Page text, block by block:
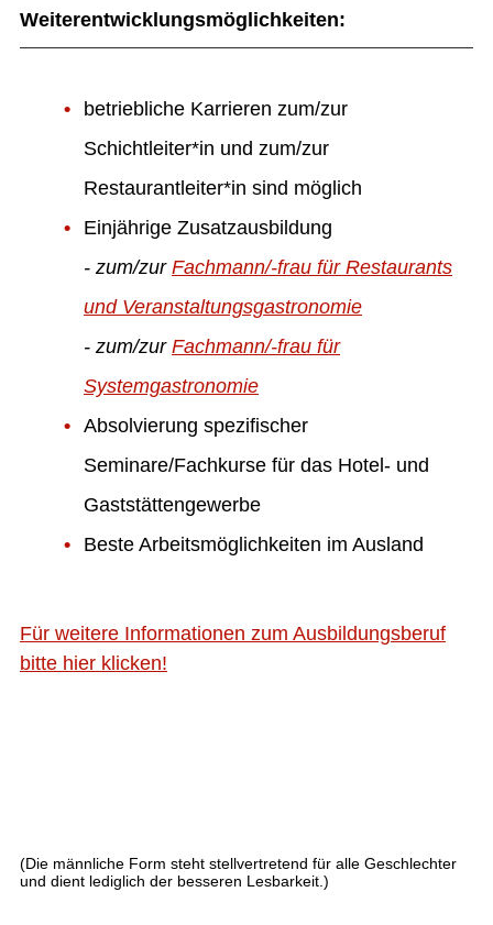
Weiterentwicklungsmöglichkeiten:
betriebliche Karrieren zum/zur
Schichtleiter*in und zum/zur
Restaurantleiter*in sind möglich
Einjährige Zusatzausbildung
- zum/zur Fachmann/-frau für Restaurants
und Veranstaltungsgastronomie
- zum/zur Fachmann/-frau für
Systemgastronomie
Absolvierung spezifischer
Seminare/Fachkurse für das Hotel- und
Gaststättengewerbe
Beste Arbeitsmöglichkeiten im Ausland
Für weitere Informationen zum Ausbildungsberuf
bitte hier klicken!
(Die männliche Form steht stellvertretend für alle Geschlechter
und dient lediglich der besseren Lesbarkeit.)